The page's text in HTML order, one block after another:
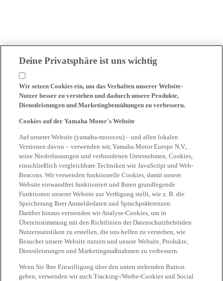
Deine Privatsphäre ist uns wichtig
Wir setzen Cookies ein, um das Verhalten unserer Website-
Nutzer besser zu verstehen und dadurch unsere Produkte,
Dienstleistungen und Marketingbemühungen zu verbessern.
Cookies auf der Yamaha Motor's Website
Auf unserer Website (yamaha-motor.eu) – und allen lokalen
Versionen davon – verwenden wir, Yamaha Motor Europe N.V.,
seine Niederlassungen und verbundenen Unternehmen, Cookies,
einschließlich vergleichbare Techniken wie JavaScript und Web-
Beacons. Wir verwenden funktionelle Cookies, damit unsere
Website einwandfrei funktioniert und Ihnen grundlegende
Funktionen unserer Website zur Verfügung stellt, wie z. B. die
Speicherung Ihrer Anmeldedaten und Sprachpräferenzen.
Darüber hinaus verwenden wir Analyse-Cookies, um in
Übereinstimmung mit den Richtlinien der Datenschutzbehörden
Nutzerstatistiken zu erstellen, die uns helfen zu verstehen, wie
Besucher unsere Website nutzen und unsere Website, Produkte,
Dienstleistungen und Marketingmaßnahmen zu verbessern.
Wenn Sie Ihre Einwilligung über den unten stehenden Button
geben, verwenden wir auch Tracking-/Werbe-Cookies und Social